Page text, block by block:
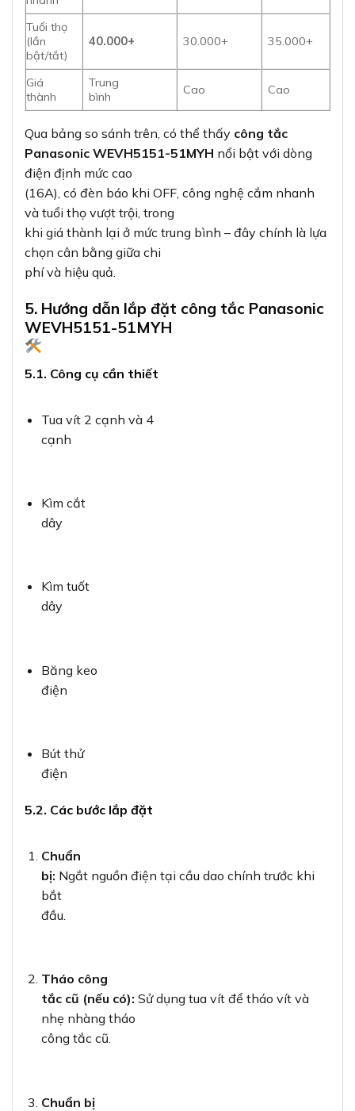
Tuổi thọ
(lần
bật/tắt)
40.000+ 30.000+ 35.000+
Giá
thành
Trung
bình
Cao Cao
Qua bảng so sánh trên, có thể thấy công tắc
Panasonic WEVH5151-51MYH nổi bật với dòng
điện định mức cao
(16A), có đèn báo khi OFF, công nghệ cắm nhanh
và tuổi thọ vượt trội, trong
khi giá thành lại ở mức trung bình – đây chính là lựa
chọn cân bằng giữa chi
phí và hiệu quả.
5. Hướng dẫn lắp đặt công tắc Panasonic
WEVH5151-51MYH
5.1. Công cụ cần thiết
Tua vít 2 cạnh và 4
cạnh
Kìm cắt
dây
Kìm tuốt
dây
Băng keo
điện
Bút thử
điện
5.2. Các bước lắp đặt
Chuẩn
bị: Ngắt nguồn điện tại cầu dao chính trước khi
bắt
đầu.
Tháo công
tắc cũ (nếu có): Sử dụng tua vít để tháo vít và
nhẹ nhàng tháo
công tắc cũ.
Chuẩn bị